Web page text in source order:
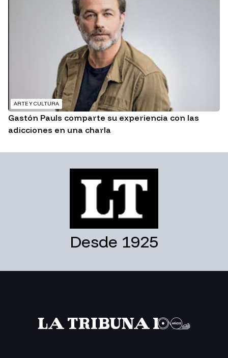
ARTE Y CULTURA
Gastón Pauls comparte su experiencia con las
adicciones en una charla
Desde 1925